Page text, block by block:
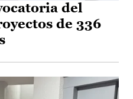
del
de 336